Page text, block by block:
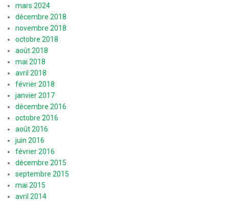
mars 2024
décembre 2018
novembre 2018
octobre 2018
août 2018
mai 2018
avril 2018
février 2018
janvier 2017
décembre 2016
octobre 2016
août 2016
juin 2016
février 2016
décembre 2015
septembre 2015
mai 2015
avril 2014